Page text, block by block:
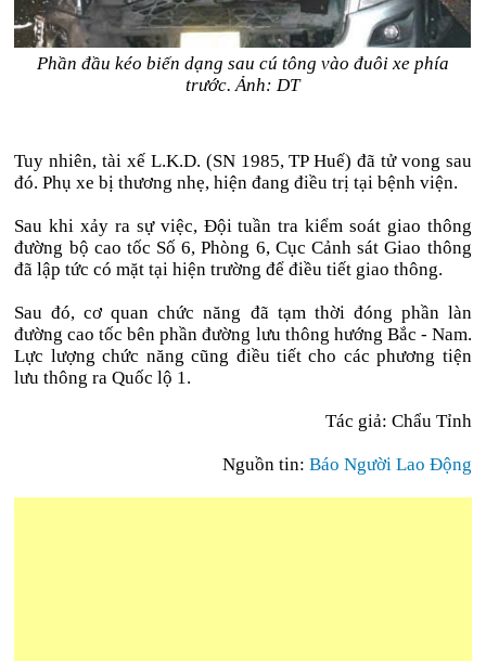
Phần đầu kéo biến dạng sau cú tông vào đuôi xe phía
trước. Ảnh: DT
Tuy nhiên, tài xế L.K.D. (SN 1985, TP Huế) đã tử vong sau
đó. Phụ xe bị thương nhẹ, hiện đang điều trị tại bệnh viện.
Sau khi xảy ra sự việc, Đội tuần tra kiểm soát giao thông
đường bộ cao tốc Số 6, Phòng 6, Cục Cảnh sát Giao thông
đã lập tức có mặt tại hiện trường để điều tiết giao thông.
Sau đó, cơ quan chức năng đã tạm thời đóng phần làn
đường cao tốc bên phần đường lưu thông hướng Bắc - Nam.
Lực lượng chức năng cũng điều tiết cho các phương tiện
lưu thông ra Quốc lộ 1.
Tác giả: Chẩu Tỉnh
Nguồn tin: Báo Người Lao Động